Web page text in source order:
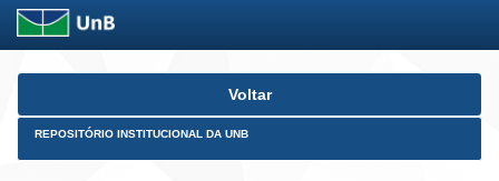
Skip
Voltar
REPOSITÓRIO INSTITUCIONAL DA UNB